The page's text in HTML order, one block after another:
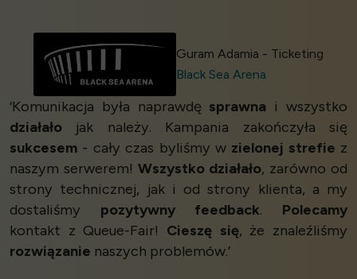
Guram Adamia - Ticketing
Black Sea Arena
‘Komunikacja była naprawdę sprawna i wszystko
działało jak należy. Kampania zakończyła się
sukcesem - cały czas byliśmy w zielonej strefie z
naszym serwerem! Wszystko działało, zarówno od
strony technicznej, jak i od strony klienta, a my
dostaliśmy pozytywny feedback. Polecamy
kontakt z Queue-Fair! Cieszę się, że znaleźliśmy
rozwiązanie naszych problemów.’